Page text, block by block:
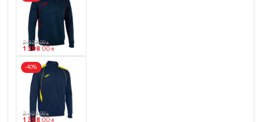
2 323.00 ₴
1 398.00 ₴
-40%
2 323.00 ₴
1 398.00 ₴